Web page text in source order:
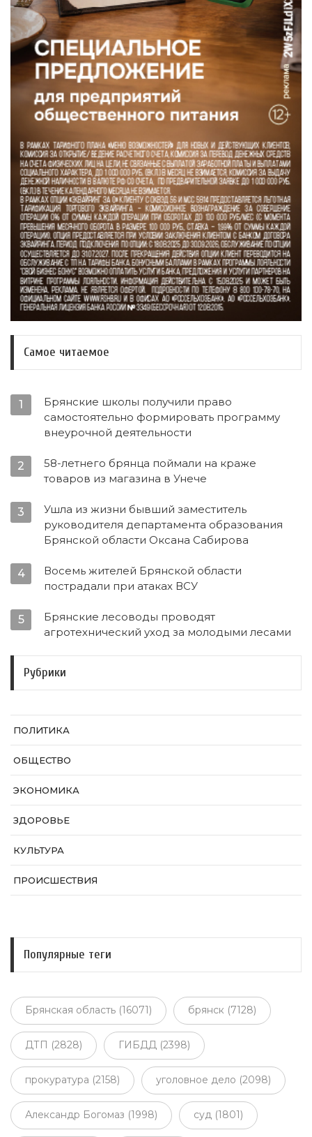
Самое читаемое
1
Брянские школы получили право
самостоятельно формировать программу
внеурочной деятельности
2
58-летнего брянца поймали на краже
товаров из магазина в Унече
3
Ушла из жизни бывший заместитель
руководителя департамента образования
Брянской области Оксана Сабирова
4
Восемь жителей Брянской области
пострадали при атаках ВСУ
5
Брянские лесоводы проводят
агротехнический уход за молодыми лесами
Рубрики
ПОЛИТИКА
ОБЩЕСТВО
ЭКОНОМИКА
ЗДОРОВЬЕ
КУЛЬТУРА
ПРОИСШЕСТВИЯ
Популярные теги
Брянская область (16071) брянск (7128)
ДТП (2828) ГИБДД (2398)
прокуратура (2158) уголовное дело (2098)
Александр Богомаз (1998) суд (1801)